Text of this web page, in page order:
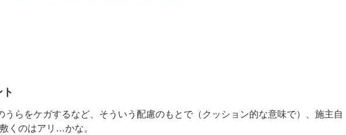
うらをケガするなど、そういう配慮のもとで（クッション的な意味で）、施主自
くのはアリ…かな。